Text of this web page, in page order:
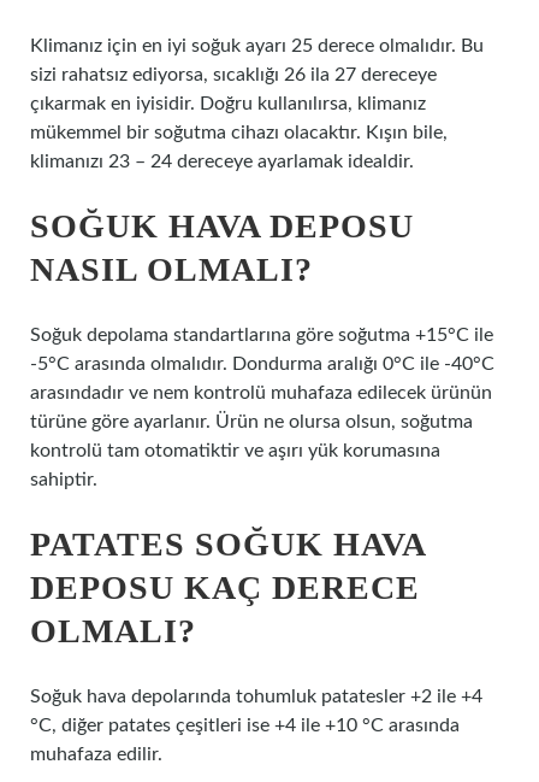
Klimanız için en iyi soğuk ayarı 25 derece olmalıdır. Bu
sizi rahatsız ediyorsa, sıcaklığı 26 ila 27 dereceye
çıkarmak en iyisidir. Doğru kullanılırsa, klimanız
mükemmel bir soğutma cihazı olacaktır. Kışın bile,
klimanızı 23 – 24 dereceye ayarlamak idealdir.
SOĞUK HAVA DEPOSU
NASIL OLMALI?
Soğuk depolama standartlarına göre soğutma +15°C ile
-5°C arasında olmalıdır. Dondurma aralığı 0°C ile -40°C
arasındadır ve nem kontrolü muhafaza edilecek ürünün
türüne göre ayarlanır. Ürün ne olursa olsun, soğutma
kontrolü tam otomatiktir ve aşırı yük korumasına
sahiptir.
PATATES SOĞUK HAVA
DEPOSU KAÇ DERECE
OLMALI?
Soğuk hava depolarında tohumluk patatesler +2 ile +4
°C, diğer patates çeşitleri ise +4 ile +10 °C arasında
muhafaza edilir.